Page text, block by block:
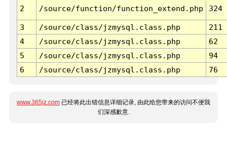
2 /source/function/function_extend.php 324
3 /source/class/jzmysql.class.php
211
4
/source/class/jzmysql.class.php
62
5
/source/class/jzmysql.class.php
94
6
/source/class/jzmysql.class.php 76
www.365jz.com 已经将此出错信息详细记录, 由此给您带来的访问不便我
们深感歉意.